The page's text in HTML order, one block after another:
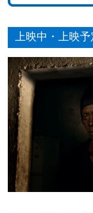
上映中・上映予